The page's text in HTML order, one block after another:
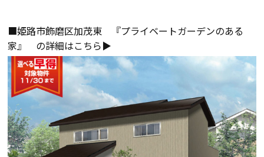
スタッフブログ ZEH普及目標
プライバシー
ポリシー
ソーシャルメディアポリ
サイトマップ
MENU
■姫路市飾磨区加茂東 『プライベートガーデンのある
家』 の詳細はこちら▶